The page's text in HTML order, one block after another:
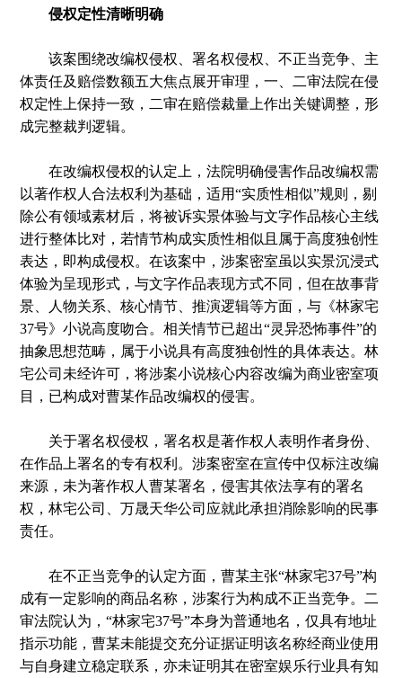
侵权定性清晰明确
该案围绕改编权侵权、署名权侵权、不正当竞争、主
体责任及赔偿数额五大焦点展开审理，一、二审法院在侵
权定性上保持一致，二审在赔偿裁量上作出关键调整，形
成完整裁判逻辑。
在改编权侵权的认定上，法院明确侵害作品改编权需
以著作权人合法权利为基础，适用“实质性相似”规则，剔
除公有领域素材后，将被诉实景体验与文字作品核心主线
进行整体比对，若情节构成实质性相似且属于高度独创性
表达，即构成侵权。在该案中，涉案密室虽以实景沉浸式
体验为呈现形式，与文字作品表现方式不同，但在故事背
景、人物关系、核心情节、推演逻辑等方面，与《林家宅
37号》小说高度吻合。相关情节已超出“灵异恐怖事件”的
抽象思想范畴，属于小说具有高度独创性的具体表达。林
宅公司未经许可，将涉案小说核心内容改编为商业密室项
目，已构成对曹某作品改编权的侵害。
关于署名权侵权，署名权是著作权人表明作者身份、
在作品上署名的专有权利。涉案密室在宣传中仅标注改编
来源，未为著作权人曹某署名，侵害其依法享有的署名
权，林宅公司、万晟天华公司应就此承担消除影响的民事
责任。
在不正当竞争的认定方面，曹某主张“林家宅37号”构
成有一定影响的商品名称，涉案行为构成不正当竞争。二
审法院认为，“林家宅37号”本身为普通地名，仅具有地址
指示功能，曹某未能提交充分证据证明该名称经商业使用
与自身建立稳定联系，亦未证明其在密室娱乐行业具有知